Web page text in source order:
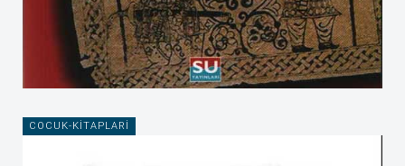
COCUK-KITAPLARI